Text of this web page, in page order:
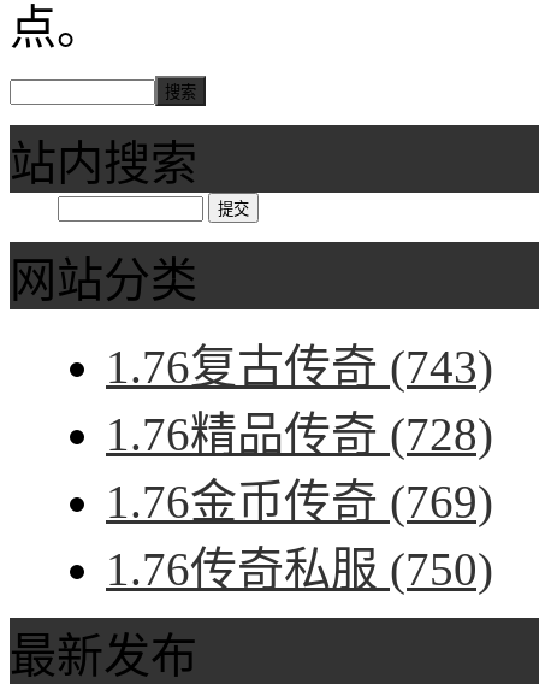
点。
站内搜索
网站分类
1.76复古传奇 (743)
1.76精品传奇 (728)
1.76金币传奇 (769)
1.76传奇私服 (750)
最新发布